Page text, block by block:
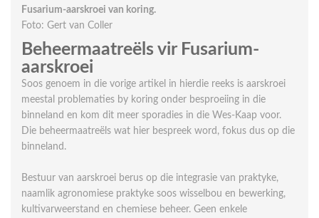
Fusarium-aarskroei van koring.
Foto: Gert van Coller
Beheermaatreëls vir Fusarium-
aarskroei
Soos genoem in die vorige artikel in hierdie reeks is aarskroei
meestal problematies by koring onder besproeiing in die
binneland en kom dit meer sporadies in die Wes-Kaap voor.
Die beheermaatreëls wat hier bespreek word, fokus dus op die
binneland.
Bestuur van aarskroei berus op die integrasie van praktyke,
naamlik agronomiese praktyke soos wissel­bou en bewerking,
kultivarweerstand en chemiese beheer. Geen enkele